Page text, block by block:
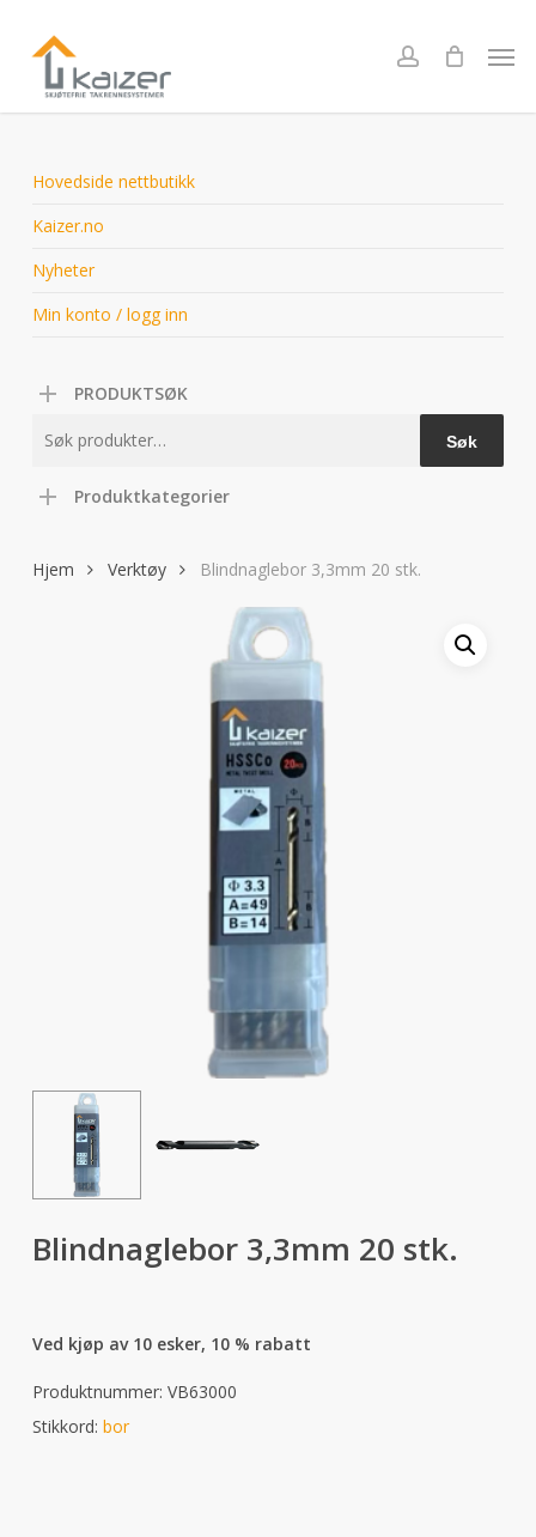
main
content
account
Hovedside nettbutikk
Kaizer.no
Nyheter
Min konto / logg inn
PRODUKTSØK
etter:
Søk
Produktkategorier
Hjem Verktøy Blindnaglebor 3,3mm 20 stk.
Blindnaglebor 3,3mm 20 stk.
Ved kjøp av 10 esker, 10 % rabatt
Produktnummer: VB63000
Stikkord: bor